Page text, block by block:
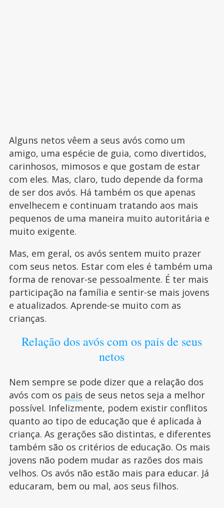
Alguns netos vêem a seus avós como um
amigo, uma espécie de guia, como divertidos,
carinhosos, mimosos e que gostam de estar
com eles. Mas, claro, tudo depende da forma
de ser dos avós. Há também os que apenas
envelhecem e continuam tratando aos mais
pequenos de uma maneira muito autoritária e
muito exigente.
Mas, em geral, os avós sentem muito prazer
com seus netos. Estar com eles é também uma
forma de renovar-se pessoalmente. É ter mais
participação na família e sentir-se mais jovens
e atualizados. Aprende-se muito com as
crianças.
Relação dos avós com os pais de seus
netos
Nem sempre se pode dizer que a relação dos
avós com os pais de seus netos seja a melhor
possível. Infelizmente, podem existir conflitos
quanto ao tipo de educação que é aplicada à
criança. As gerações são distintas, e diferentes
também são os critérios de educação. Os mais
jovens não podem mudar as razões dos mais
velhos. Os avós não estão mais para educar. Já
educaram, bem ou mal, aos seus filhos.